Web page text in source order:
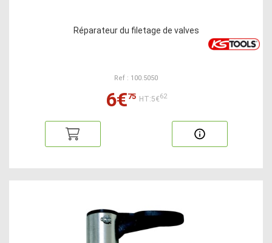
Réparateur du filetage de valves
Ref : 100.5050
6€75 HT:5€62